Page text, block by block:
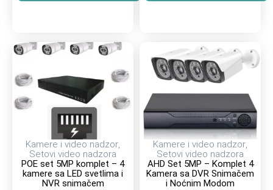
Kamere i video nadzor
Setovi video nadzora
POE set 5MP komplet – 4
kamere sa LED svetlima i
NVR snimačem
Kamere i video nadzor
Setovi video nadzora
AHD Set 5MP – Komplet 4
Kamera sa DVR Snimačem
i Noćnim Modom